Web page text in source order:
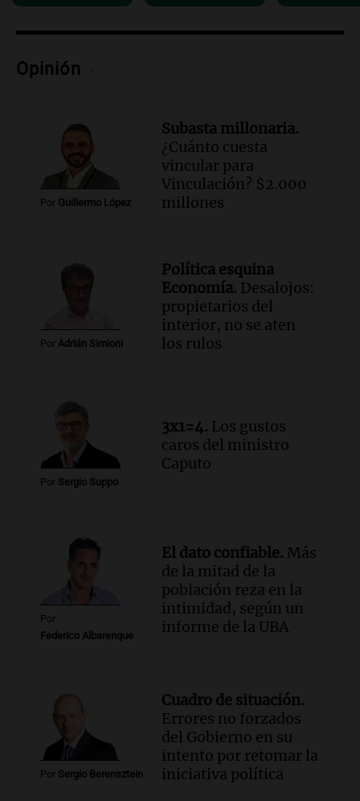
Opinión
Por Guillermo López
Subasta millonaria.
¿Cuánto cuesta
vincular para
Vinculación? $2.000
millones
Por Adrián Simioni
Política esquina
Economía. Desalojos:
propietarios del
interior, no se aten
los rulos
Por Sergio Suppo
3x1=4. Los gustos
caros del ministro
Caputo
Por
Federico Albarenque
El dato confiable. Más
de la mitad de la
población reza en la
intimidad, según un
informe de la UBA
Por Sergio Berensztein
Cuadro de situación.
Errores no forzados
del Gobierno en su
intento por retomar la
iniciativa política